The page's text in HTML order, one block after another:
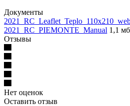
Документы
2021_RC_PIEMONTE_Manual 1,1 мб
Отзывы
Нет оценок
Оставить отзыв